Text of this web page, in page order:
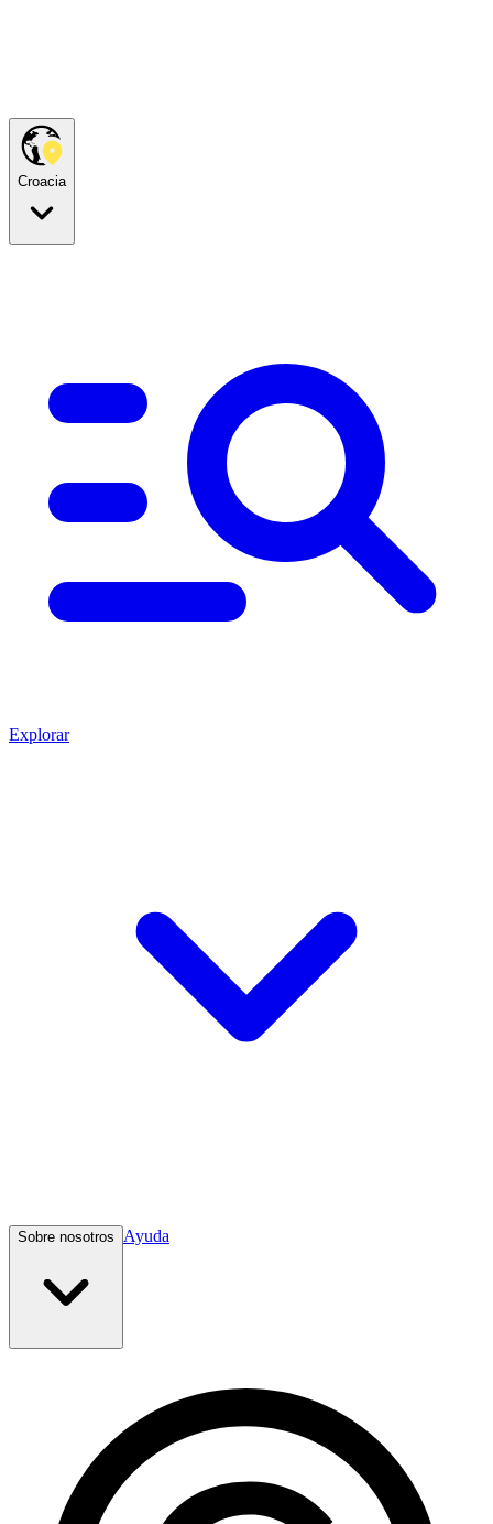
Croacia
Explorar
Sobre nosotros Ayuda